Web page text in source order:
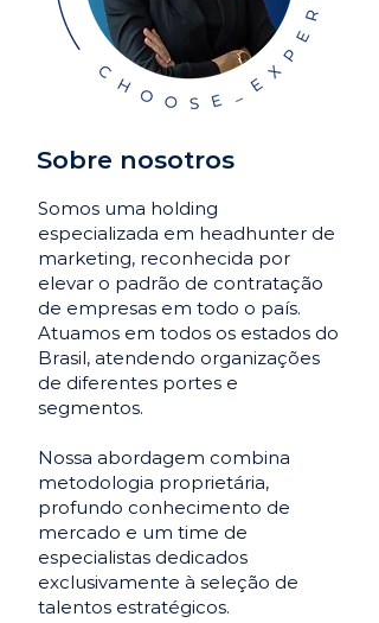
Sobre nosotros
Somos uma holding
especializada em headhunter de
marketing, reconhecida por
elevar o padrão de contratação
de empresas em todo o país.
Atuamos em todos os estados do
Brasil, atendendo organizações
de diferentes portes e
segmentos.
Nossa abordagem combina
metodologia proprietária,
profundo conhecimento de
mercado e um time de
especialistas dedicados
exclusivamente à seleção de
talentos estratégicos.